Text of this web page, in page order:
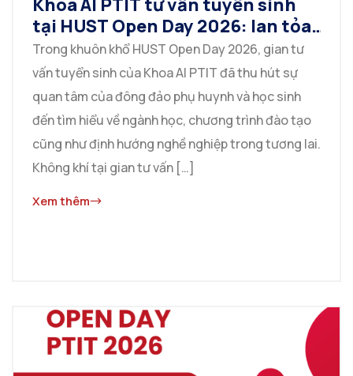
Khoa AI PTIT tư vấn tuyển sinh
tại HUST Open Day 2026: lan tỏa
thông tin, kết nối phụ huynh và
học sinh
Trong khuôn khổ HUST Open Day 2026, gian tư
vấn tuyển sinh của Khoa AI PTIT đã thu hút sự
quan tâm của đông đảo phụ huynh và học sinh
đến tìm hiểu về ngành học, chương trình đào tạo
cũng như định hướng nghề nghiệp trong tương lai.
Không khí tại gian tư vấn […]
Xem thêm